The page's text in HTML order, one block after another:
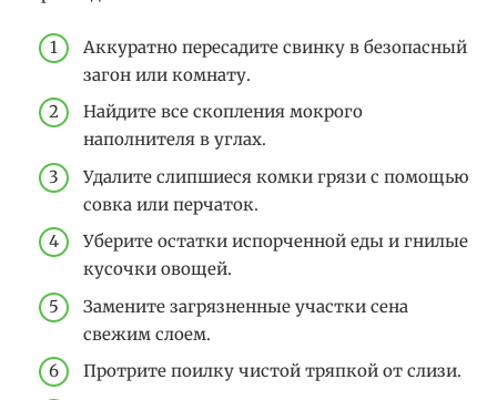
Аккуратно пересадите свинку в безопасный
загон или комнату.
Найдите все скопления мокрого
наполнителя в углах.
Удалите слипшиеся комки грязи с помощью
совка или перчаток.
Уберите остатки испорченной еды и гнилые
кусочки овощей.
Замените загрязненные участки сена
свежим слоем.
Протрите поилку чистой тряпкой от слизи.